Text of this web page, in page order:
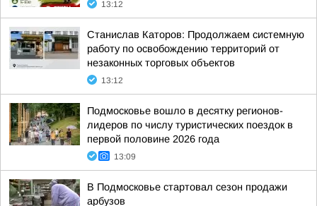
13:12
Станислав Каторов: Продолжаем системную
работу по освобождению территорий от
незаконных торговых объектов
13:12
Подмосковье вошло в десятку регионов-
лидеров по числу туристических поездок в
первой половине 2026 года
13:09
В Подмосковье стартовал сезон продажи
арбузов